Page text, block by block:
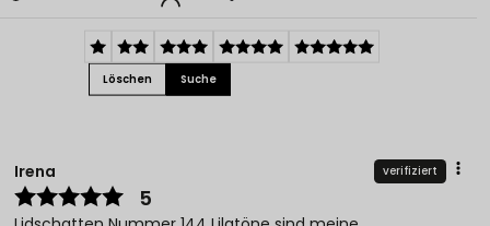
Löschen Suche
Irena verifiziert
5